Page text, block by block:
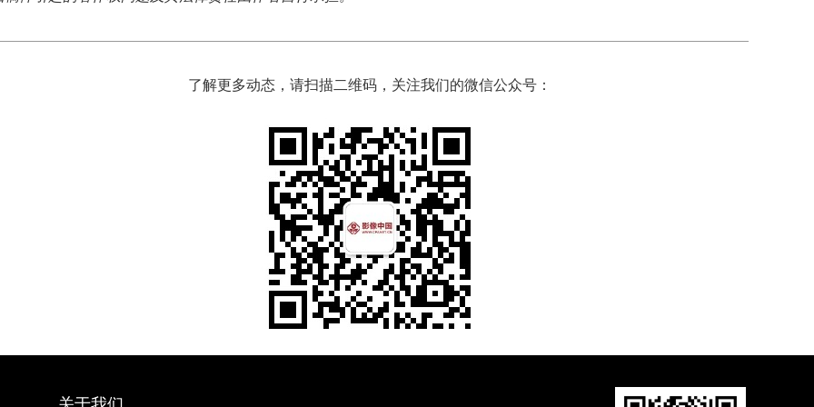
了解更多动态，请扫描二维码，关注我们的微信公众号：